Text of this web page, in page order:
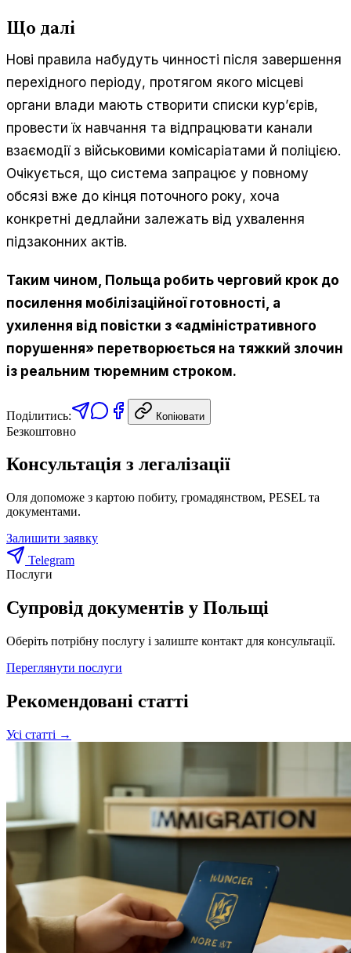
Що далі
Нові правила набудуть чинності після завершення
перехідного періоду, протягом якого місцеві
органи влади мають створити списки кур’єрів,
провести їх навчання та відпрацювати канали
взаємодії з військовими комісаріатами й поліцією.
Очікується, що система запрацює у повному
обсязі вже до кінця поточного року, хоча
конкретні дедлайни залежать від ухвалення
підзаконних актів.
Таким чином, Польща робить черговий крок до
посилення мобілізаційної готовності, а
ухилення від повістки з «адміністративного
порушення» перетворюється на тяжкий злочин
із реальним тюремним строком.
Поділитись: Копіювати
Безкоштовно
Консультація з легалізації
Оля допоможе з картою побиту, громадянством, PESEL та
документами.
Залишити заявку
Telegram
Послуги
Супровід документів у Польщі
Оберіть потрібну послугу і залиште контакт для консультації.
Переглянути послуги
Рекомендовані статті
Усі статті →